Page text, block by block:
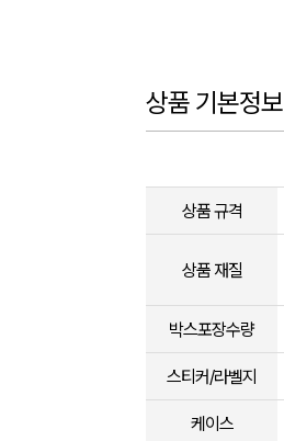
상품 기본정보
상품 규격
상품 재질
박스포장수량
스티커/라벨지
케이스